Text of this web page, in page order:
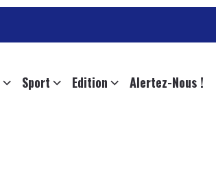
Sport Edition Alertez-Nous !